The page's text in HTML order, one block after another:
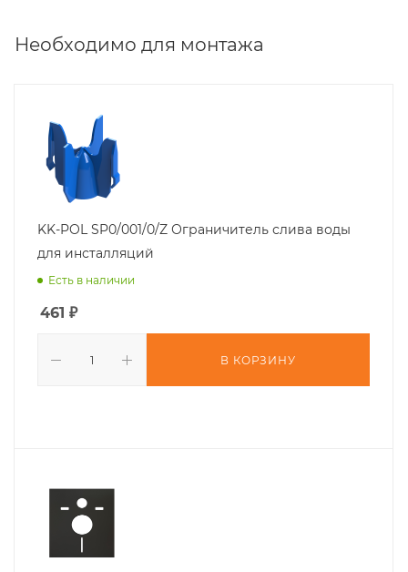
Необходимо для монтажа
KK-POL SP0/001/0/Z Ограничитель слива воды
для инсталляций
Есть в наличии
461 ₽
В КОРЗИНУ